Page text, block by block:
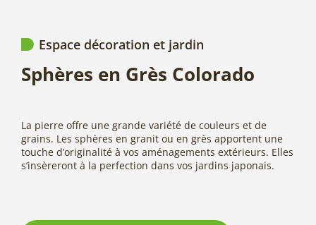
Espace décoration et jardin
Sphères en Grès Colorado
La pierre offre une grande variété de couleurs et de
grains. Les sphères en granit ou en grès apportent une
touche d’originalité à vos aménagements extérieurs. Elles
s’insèreront à la perfection dans vos jardins japonais.